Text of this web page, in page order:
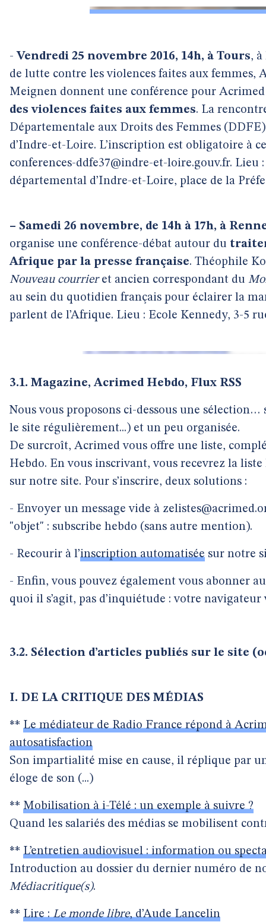
- Vendredi 25 novembre 2016, 14h, à Tours, à
de lutte contre les violences faites aux femmes,
Meignen donnent une conférence pour
des violences faites aux femmes. La
Départementale aux Droits des Femmes
d’Indre-et-Loire. L’inscription est obligatoire à
conferences-ddfe37@indre-et-loire.gouv.fr. Lieu
départemental d’Indre-et-Loire, place de la
– Samedi 26 novembre, de 14h à 17h, à
organise une conférence-débat autour du
Afrique par la presse française. Théophile
Nouveau courrieret ancien correspondant du
au sein du quotidien français pour éclairer la
parlent de l’Afrique. Lieu : Ecole Kennedy, 3-5
3.1. Magazine, Acrimed Hebdo, Flux RSS
Nous vous proposons ci-dessous une
le site régulièrement...) et un peu organisée.
De surcroît, Acrimed vous offre une liste,
Hebdo. En vous inscrivant, vous recevrez la
sur notre site. Pour s’inscrire, deux solutions :
- Envoyer un message vide à
"objet" : subscribe hebdo (sans autre mention).
- Recourir à l’inscription automatisée sur notre
- Enfin, vous pouvez également vous abonner
quoi il s’agit, pas d’inquiétude : votre navigateur
3.2. Sélection d’articles publiés sur le site
I. DE LA CRITIQUE DES MÉDIAS
** Le médiateur de Radio France répond à
autosatisfaction
Son impartialité mise en cause, il réplique par
éloge de son (...)
** Mobilisation à i-Télé : un exemple à suivre ?
Quand les salariés des médias se mobilisent
** L’entretien audiovisuel : information ou
Introduction au dossier du dernier numéro de
Médiacritique(s).
** Lire :Le monde libre, d’Aude Lancelin